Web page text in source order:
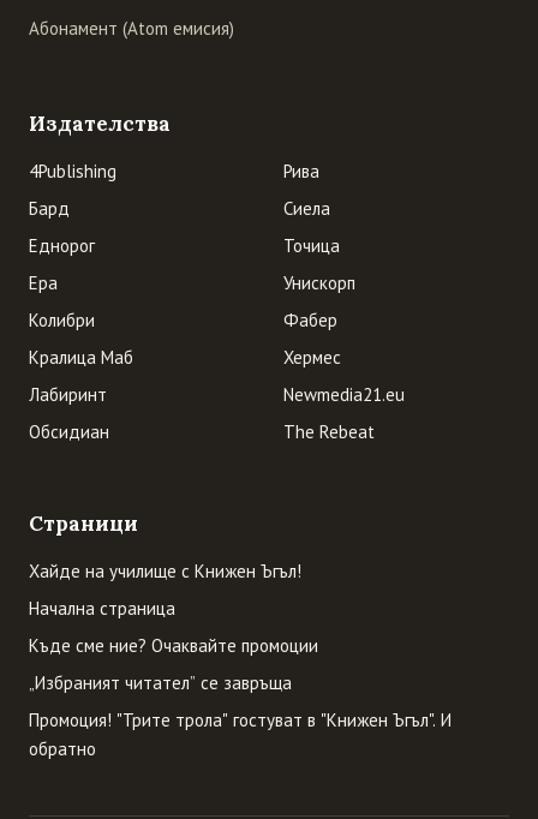
Абонамент (Atom емисия)
Издателства
4Publishing
Бард
Еднорог
Ера
Колибри
Кралица Маб
Лабиринт
Обсидиан
Рива
Сиела
Точица
Унискорп
Фабер
Хермес
Newmedia21.eu
The Rebeat
Страници
Хайде на училище с Книжен Ъгъл!
Начална страница
Къде сме ние? Очаквайте промоции
„Избраният читател” се завръща
Промоция! "Трите трола" гостуват в "Книжен Ъгъл". И
обратно